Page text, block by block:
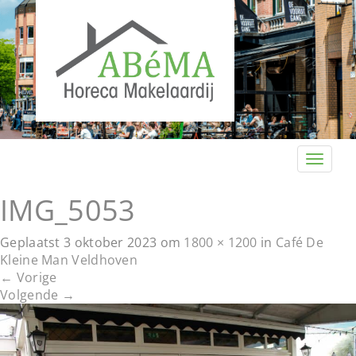
T
e
v
i
g
IMG_5053
Geplaatst3 oktober 2023 om 1800 × 1200 in Café De
Kleine Man Veldhoven
← Vorige
Volgende →